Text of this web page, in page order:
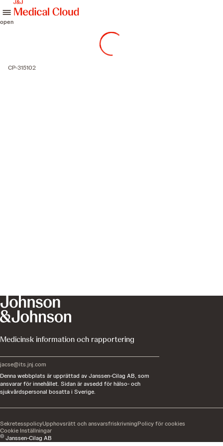
open
CP-315102
Medicinsk information och rapportering
jacse@its.jnj.com
Denna webbplats är upprättad av Janssen-Cilag AB, som
ansvarar för innehållet. Sidan är avsedd för hälso- och
sjukvårdspersonal bosatta i Sverige.
© Janssen-Cilag AB
SekretesspolicyUpphovsrätt och ansvarsfriskrivningPolicy för cookies
Cookie Inställningar